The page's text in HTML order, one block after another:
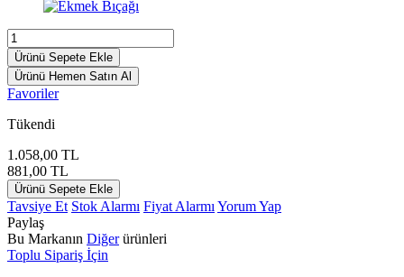
Ürünü Sepete Ekle
Ürünü Hemen Satın Al
Favoriler
Tükendi
1.058,00 TL
881,00 TL
Ürünü Sepete Ekle
Tavsiye Et Stok Alarmı Fiyat Alarmı Yorum Yap
Paylaş
Bu Markanın Diğerürünleri
Toplu Sipariş İçin